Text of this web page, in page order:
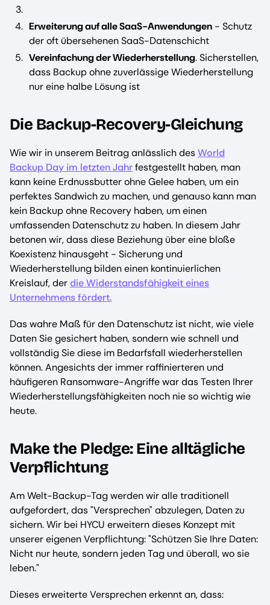
Erweiterung auf alle SaaS-Anwendungen - Schutz
der oft übersehenen SaaS-Datenschicht
Vereinfachung der Wiederherstellung. Sicherstellen,
dass Backup ohne zuverlässige Wiederherstellung
nur eine halbe Lösung ist
Die Backup-Recovery-Gleichung
Wie wir in unserem Beitrag anlässlich desWorld
Backup Day im letzten Jahrfestgestellt haben, man
kann keine Erdnussbutter ohne Gelee haben, um ein
perfektes Sandwich zu machen, und genauso kann man
kein Backup ohne Recovery haben, um einen
umfassenden Datenschutz zu haben. In diesem Jahr
betonen wir, dass diese Beziehung über eine bloße
Koexistenz hinausgeht - Sicherung und
Wiederherstellung bilden einen kontinuierlichen
Kreislauf, derdie Widerstandsfähigkeit eines
Unternehmens fördert.
Das wahre Maß für den Datenschutz ist nicht, wie viele
Daten Sie gesichert haben, sondern wie schnell und
vollständig Sie diese im Bedarfsfall wiederherstellen
können. Angesichts der immer raffinierteren und
häufigeren Ransomware-Angriffe war das Testen Ihrer
Wiederherstellungsfähigkeiten noch nie so wichtig wie
heute.
Make the Pledge: Eine alltägliche
Verpflichtung
Am Welt-Backup-Tag werden wir alle traditionell
aufgefordert, das "Versprechen" abzulegen, Daten zu
sichern. Wir bei HYCU erweitern dieses Konzept mit
unserer eigenen Verpflichtung: "Schützen Sie Ihre Daten:
Nicht nur heute, sondern jeden Tag und überall, wo sie
leben."
Dieses erweiterte Versprechen erkennt an, dass: